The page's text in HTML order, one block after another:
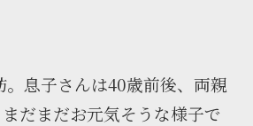
。息子さんは40歳前後、両親
だまだお元気そうな様子で